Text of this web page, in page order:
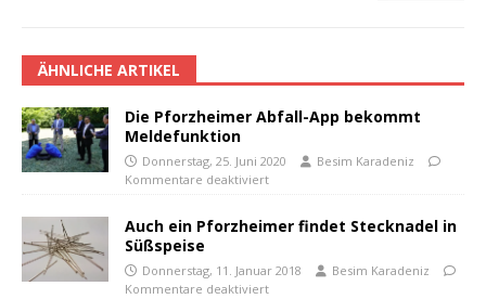
ÄHNLICHE ARTIKEL
Die Pforzheimer Abfall-App bekommt
Meldefunktion
Donnerstag, 25. Juni 2020
Besim Karadeniz
Kommentare deaktiviert
Auch ein Pforzheimer findet Stecknadel in
Süßspeise
Donnerstag, 11. Januar 2018
Besim Karadeniz
Kommentare deaktiviert